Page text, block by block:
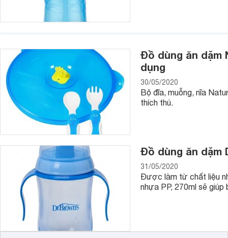
5. Khăn, giấy ăn cho bé
sẵn khăn, giấy ăn sẽ giúp bạn xử lý nhanh chóng và dễ
6. Nồi hoặc cốc nấu cháo cho bé
Ngoài những món đồ cần thiết sử dụng hỗ trợ cho việc ăn
cháo chuyên dụng cho bé cũng vô cùng hữu ích, mẹ sẽ
hơn để có thêm thời gian bên cạnh chơi đùa cùng bé.
Đồ dùng ăn dặm
dụng
30/05/2020
Bộ đĩa, muỗng, nĩa
thích thú.
Đồ dùng ăn dặm
31/05/2020
Được làm từ chất liệu
nhựa PP, 270ml sẽ